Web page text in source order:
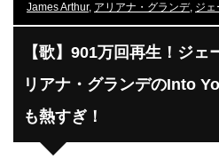
James Arthur, アリアナ・グランデ, ジェ
【歌】901万回再生！ジ
リアナ・グランデのInto
も熱すぎ！